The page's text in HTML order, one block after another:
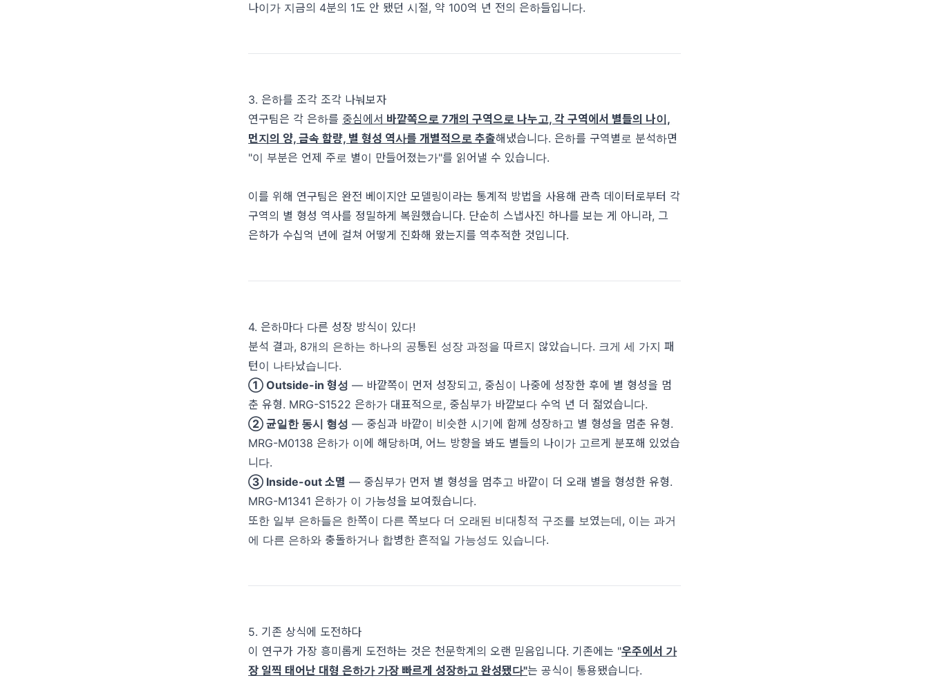
나이가 지금의 4분의 1도 안 됐던 시절, 약 100억 년 전의 은하들입니다.
3. 은하를 조각 조각 나눠보자
연구팀은 각 은하를 중심에서 바깥쪽으로 7개의 구역으로 나누고, 각 구역에서 별들의 나이,
먼지의 양, 금속 함량, 별 형성 역사를 개별적으로 추출해냈습니다. 은하를 구역별로 분석하면
"이 부분은 언제 주로 별이 만들어졌는가"를 읽어낼 수 있습니다.
이를 위해 연구팀은 완전 베이지안 모델링이라는 통계적 방법을 사용해 관측 데이터로부터 각
구역의 별 형성 역사를 정밀하게 복원했습니다. 단순히 스냅사진 하나를 보는 게 아니라, 그
은하가 수십억 년에 걸쳐 어떻게 진화해 왔는지를 역추적한 것입니다.
4. 은하마다 다른 성장 방식이 있다!
분석 결과, 8개의 은하는 하나의 공통된 성장 과정을 따르지 않았습니다. 크게 세 가지 패
턴이 나타났습니다.
① Outside-in 형성 — 바깥쪽이 먼저 성장되고, 중심이 나중에 성장한 후에 별 형성을 멈
춘 유형. MRG-S1522 은하가 대표적으로, 중심부가 바깥보다 수억 년 더 젊었습니다.
② 균일한 동시 형성 — 중심과 바깥이 비슷한 시기에 함께 성장하고 별 형성을 멈춘 유형.
MRG-M0138 은하가 이에 해당하며, 어느 방향을 봐도 별들의 나이가 고르게 분포해 있었습
니다.
③ Inside-out 소멸 — 중심부가 먼저 별 형성을 멈추고 바깥이 더 오래 별을 형성한 유형.
MRG-M1341 은하가 이 가능성을 보여줬습니다.
또한 일부 은하들은 한쪽이 다른 쪽보다 더 오래된 비대칭적 구조를 보였는데, 이는 과거
에 다른 은하와 충돌하거나 합병한 흔적일 가능성도 있습니다.
5. 기존 상식에 도전하다
이 연구가 가장 흥미롭게 도전하는 것은 천문학계의 오랜 믿음입니다. 기존에는 "우주에서 가
장 일찍 태어난 대형 은하가 가장 빠르게 성장하고 완성됐다"는 공식이 통용됐습니다.